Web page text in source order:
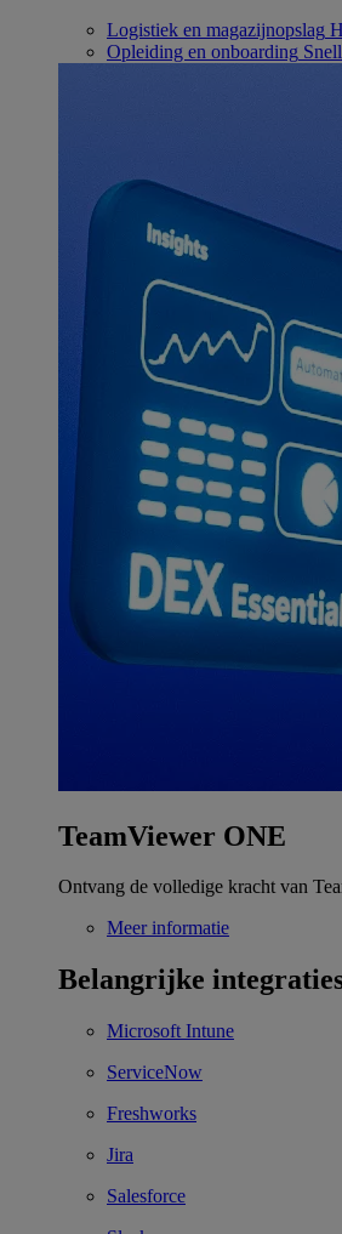
Logistiek en magazijnopslag
Opleiding en onboarding
TeamViewer ONE
Ontvang de volledige kracht van
Meer informatie
Belangrijke
Microsoft Intune
ServiceNow
Freshworks
Jira
Salesforce